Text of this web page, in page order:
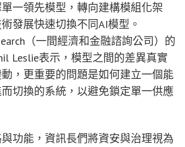
一領先模型，轉向建構模組化架
發展快速切換不同AI模型。
（一間經濟和金融諮詢公司）的
Leslie表示，模型之間的差異真實
，更重要的問題是如何建立一個能
切換的系統，以避免鎖定單一供應
功能，資訊長們將資安與治理視為